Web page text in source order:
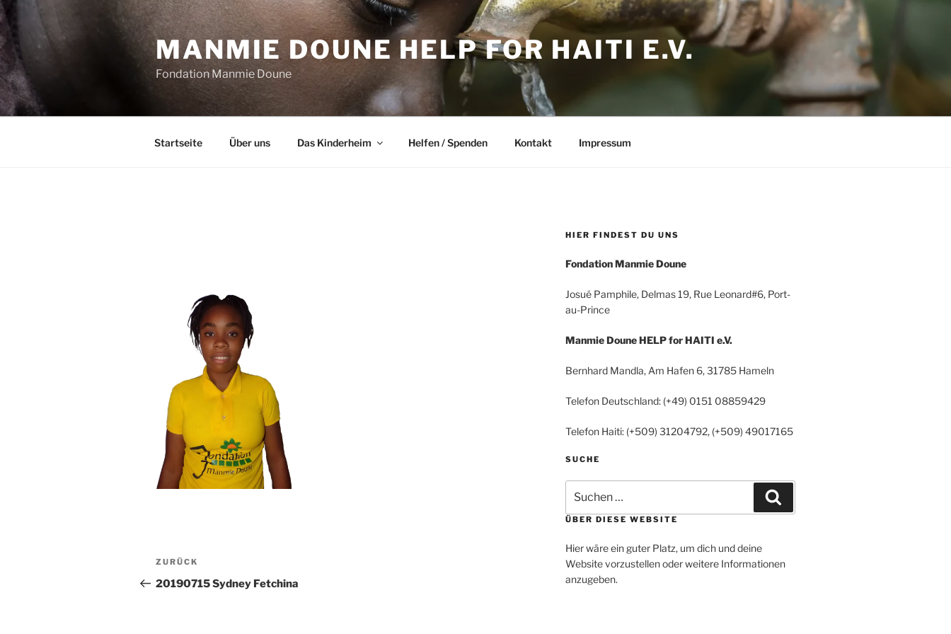
Zum
Inhalt
springen
MANMIE DOUNE HELP FOR HAITI E.V.
Fondation Manmie Doune
Startseite Über uns Das Kinderheim Helfen / Spenden Kontakt Impressum
Beitragsnavigation
Vorheriger
Beitrag
ZURÜCK
20190715 Sydney Fetchina
HIER FINDEST DU UNS
Fondation Manmie Doune
Josué Pamphile, Delmas 19, Rue Leonard#6, Port-
au-Prince
Manmie Doune HELP for HAITI e.V.
Bernhard Mandla, Am Hafen 6, 31785 Hameln
Telefon Deutschland: (+49) 0151 08859429
Telefon Haiti: (+509) 31204792, (+509) 49017165
SUCHE
nach:
ÜBER DIESE WEBSITE
Hier wäre ein guter Platz, um dich und deine
Website vorzustellen oder weitere Informationen
anzugeben.